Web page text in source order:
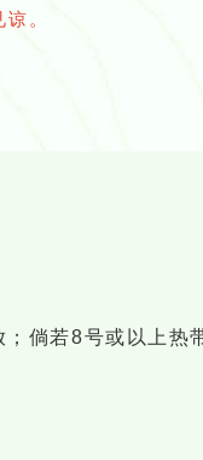
。
倘若8号或以上热